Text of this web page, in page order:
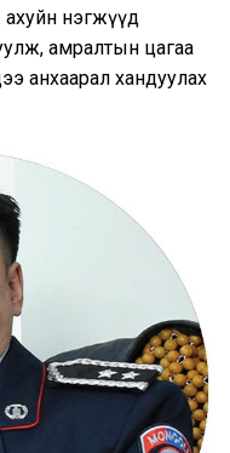
ахуйн нэгжүүд
амралтын цагаа
анхаарал хандуулах